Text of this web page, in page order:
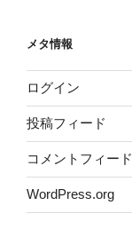
メタ情報
ログイン
投稿フィード
コメントフィード
WordPress.org